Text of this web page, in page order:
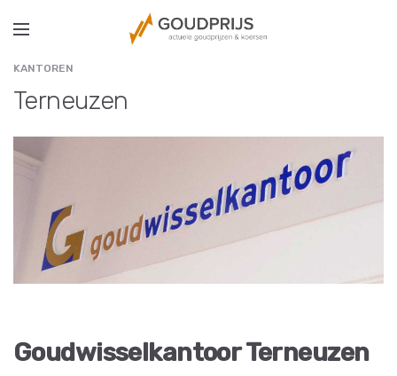
KANTOREN
Terneuzen
Goudwisselkantoor Terneuzen